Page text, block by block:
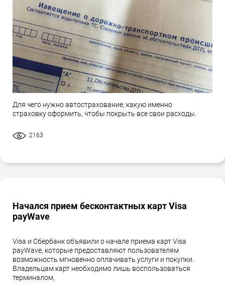
Для чего нужно автострахование, какую именно
страховку оформить, чтобы покрыть все свои расходы.
2163
Начался прием бесконтактных карт Visa
payWave
Visa и Сбербанк объявили о начале приема карт Visa
payWave, которые предоставляют пользователям
возможность мгновенно оплачивать услуги и покупки.
Владельцам карт необходимо лишь воспользоваться
терминалом,